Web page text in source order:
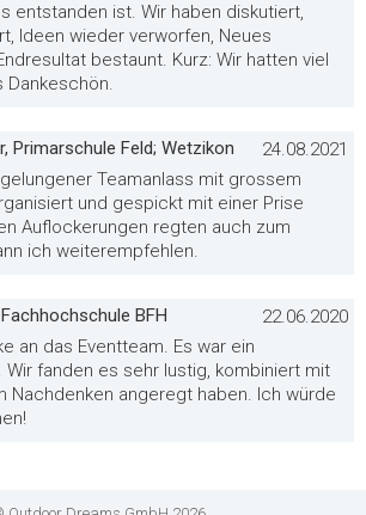
entstanden ist. Wir haben diskutiert,
Ideen wieder verworfen, Neues
bestaunt. Kurz: Wir hatten viel
Dankeschön.
Primarschule Feld; Wetzikon
24.08.2021
Teamanlass mit grossem
und gespickt mit einer Prise
Auflockerungen regten auch zum
ich weiterempfehlen.
BFH
22.06.2020
an das Eventteam. Es war ein
Wir fanden es sehr lustig, kombiniert mit
Nachdenken angeregt haben. Ich würde